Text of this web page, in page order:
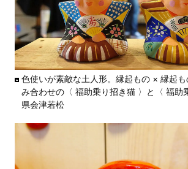
色使いが素敵な土人形。縁起もの × 縁起
み合わせの〈 福助乗り招き猫 〉と〈 福助
県会津若松